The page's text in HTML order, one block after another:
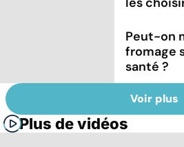
Peut-on
fromage
santé ?
Voir plus
Plus de vidéos